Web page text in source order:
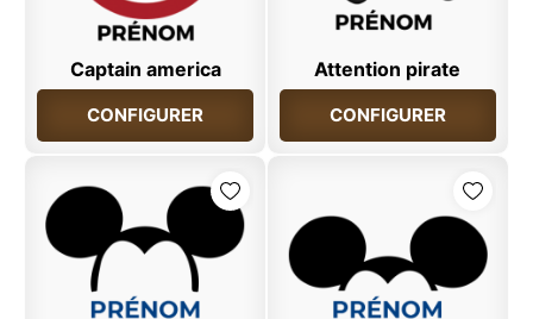
Captain america
CONFIGURER
Attention pirate
CONFIGURER